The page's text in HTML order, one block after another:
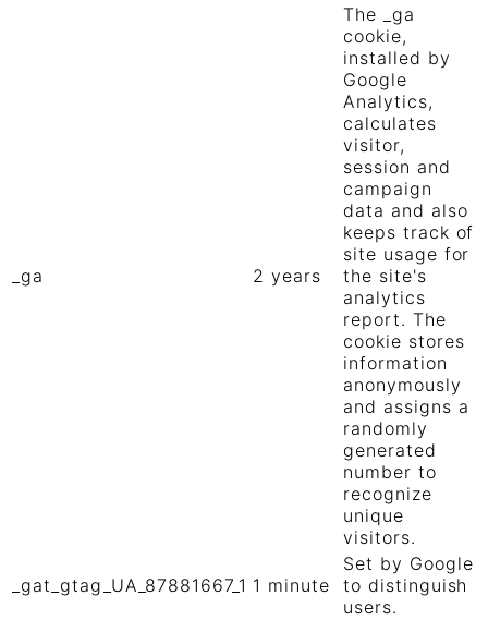
_ga 2 years
The _ga
cookie,
installed by
Google
Analytics,
calculates
visitor,
session and
campaign
data and also
keeps track of
site usage for
the site's
analytics
report. The
cookie stores
information
anonymously
and assigns a
randomly
generated
number to
recognize
unique
visitors.
_gat_gtag_UA_87881667_1 1 minute
Set by Google
to distinguish
users.